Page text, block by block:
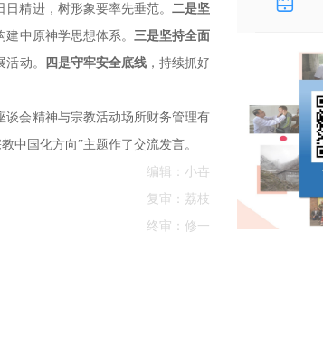
精进，树形象要率先垂范。 二是坚
中原神学思想体系。 三是坚持全面
动。 四是守牢安全底线，持续抓好
会精神与宗教活动场所财务管理有
中国化方向”主题作了交流发言。
编辑：小卋
复审：荔枝
终审：修一